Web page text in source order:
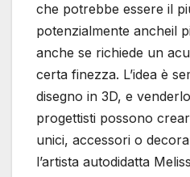
che potrebbe essere il
potenzialmente ancheil
anche se richiede un
certa finezza. L’idea è
disegno in 3D, e
progettisti possono
unici, accessori o
l’artista autodidatta